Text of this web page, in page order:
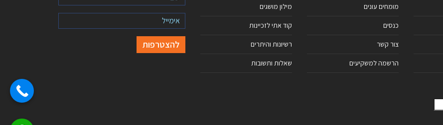
מומחים עונים
כנסים
צור קשר
הרשמה למשקיעים
מילון מושגים
קוד אתי לזכיינות
רשיונות והיתרים
שאלות ותשובות